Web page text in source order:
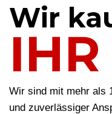
Wir
Wir sind mit mehr als
und zuverlässiger